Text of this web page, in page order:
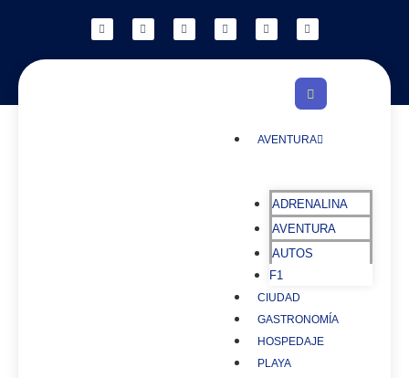
AVENTURA
ADRENALINA
AVENTURA
AUTOS
F1
CIUDAD
GASTRONOMÍA
HOSPEDAJE
PLAYA